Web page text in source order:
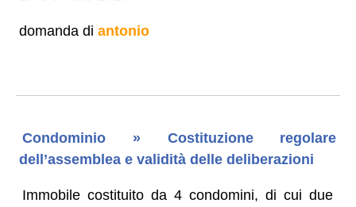
domanda di antonio
Condominio » Costituzione regolare
dell’assemblea e validità delle deliberazioni
Immobile costituito da 4 condomini, di cui due